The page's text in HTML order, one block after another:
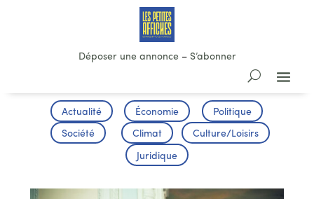
Déposer une annonce– S’abonner
Actualité Économie Politique
Société Climat Culture/Loisirs
Juridique